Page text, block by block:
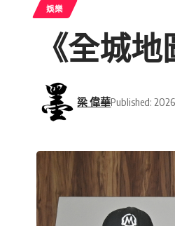
娛樂
《全城
梁 偉華Published: